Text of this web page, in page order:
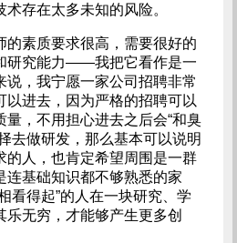
存在太多未知的风险。
的素质要求很高，需要很好的
研究能力——我把它看作是一
说，我宁愿一家公司招聘非常
以进去，因为严格的招聘可以
，不用担心进去之后会“和臭
去做研发，那么基本可以说明
的人，也肯定希望周围是一群
连基础知识都不够熟悉的家
看得起”的人在一块研究、学
乐无穷，才能够产生更多创